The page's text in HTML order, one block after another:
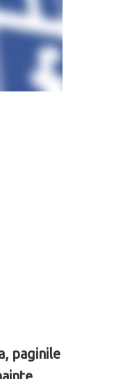
paginile